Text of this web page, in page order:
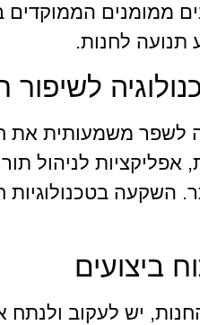
ממומנים הממוקדים
תנועה לחנות.
לשיפור
לשפר משמעותית את
אפליקציות לניהול
השקעה
ביצועים
יש לעקוב ולנתח